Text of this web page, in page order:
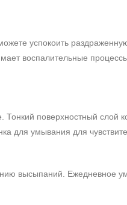
успокоить
воспалительные
Тонкий поверхностный слой
для умывания для
высыпаний. Ежедневное